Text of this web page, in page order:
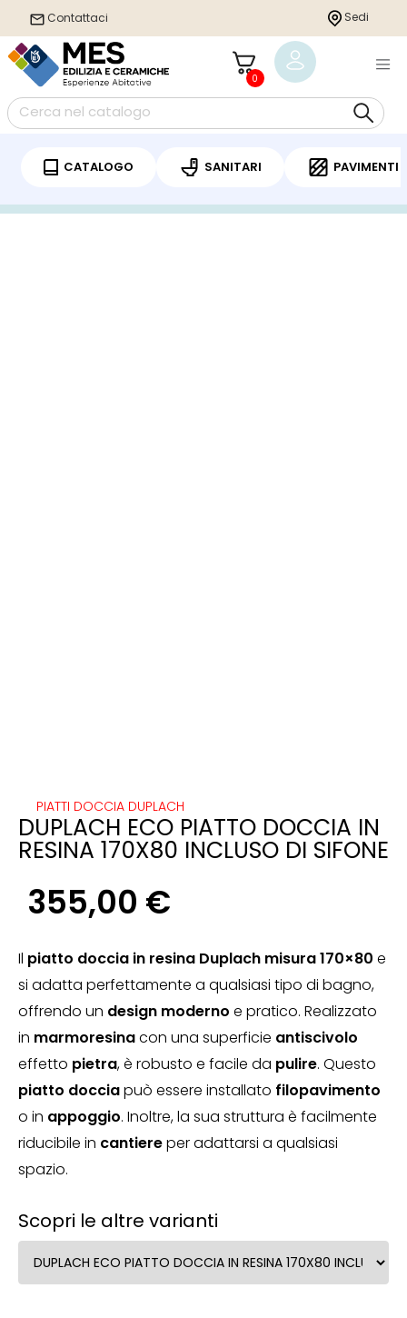
Contattaci Sedi
0
CATALOGO SANITARI PAVIMENTI
/Sanitari /Piatto doccia
/ DUPLACH ECO PIATTO DOCCIA IN RESINA
PIATTI DOCCIA DUPLACH
DUPLACH ECO PIATTO DOCCIA IN
RESINA 170X80 INCLUSO DI SIFONE
355,00 €
Il piatto doccia in resina Duplach misura 170×80 e
si adatta perfettamente a qualsiasi tipo di bagno,
offrendo un design moderno e pratico. Realizzato
in marmoresinacon una superficie antiscivolo
effetto pietra, è robusto e facile da pulire. Questo
piatto docciapuò essere installato filopavimento
o in appoggio. Inoltre, la sua struttura è facilmente
riducibile in cantiereper adattarsi a qualsiasi
spazio.
Scopri le altre varianti